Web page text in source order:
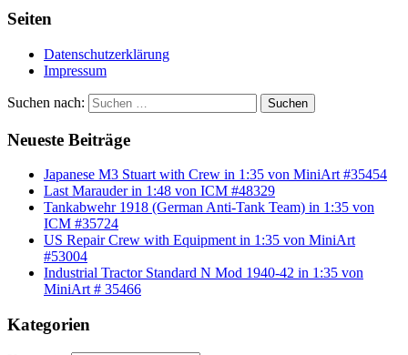
Seiten
Datenschutzerklärung
Impressum
Suchen nach: Suchen
Neueste Beiträge
Japanese M3 Stuart with Crew in 1:35 von MiniArt #35454
Last Marauder in 1:48 von ICM #48329
Tankabwehr 1918 (German Anti-Tank Team) in 1:35 von
ICM #35724
US Repair Crew with Equipment in 1:35 von MiniArt
#53004
Industrial Tractor Standard N Mod 1940-42 in 1:35 von
MiniArt # 35466
Kategorien